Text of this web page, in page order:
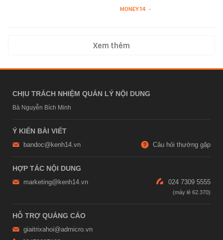
MONEY.14 -
Xem thêm
CHỊU TRÁCH NHIỆM QUẢN LÝ NỘI DUNG
Bà Nguyễn Bích Minh
Ý KIẾN BÀI VIẾT
bandoc@kenh14.vn Câu hỏi thường gặp
HỢP TÁC NỘI DUNG
marketing@kenh14.vn 024 7309 5555
HỖ TRỢ QUẢNG CÁO
giaitrixahoi@admicro.vn